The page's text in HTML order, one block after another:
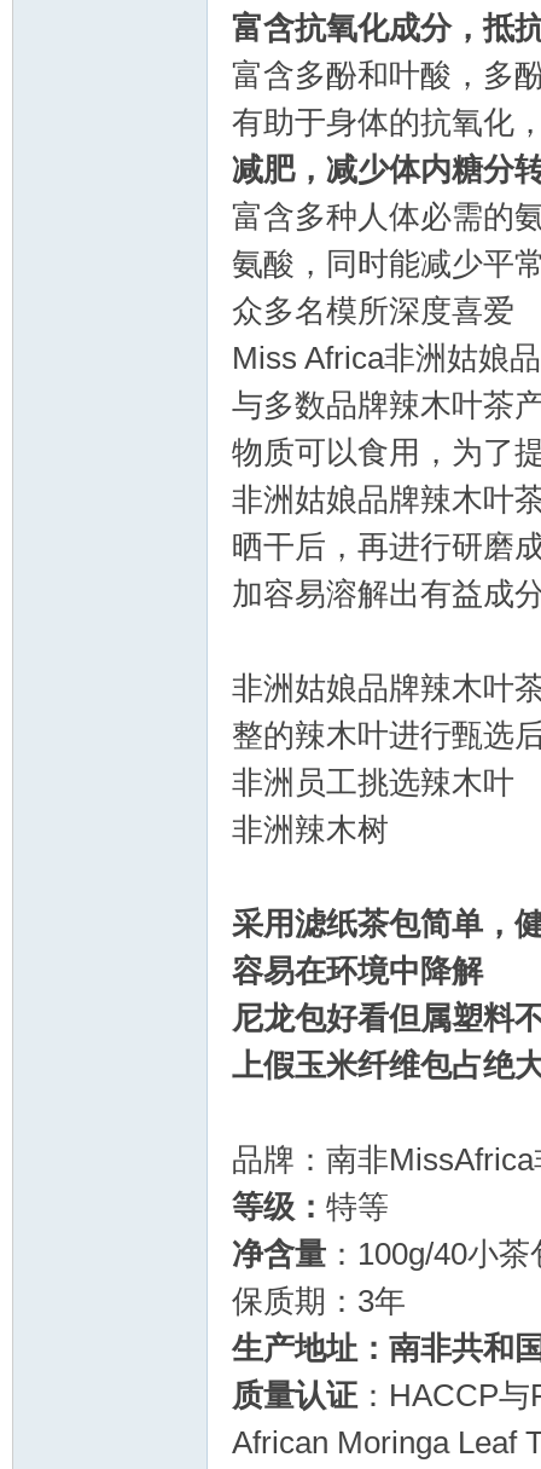
富含抗氧化成分，抵
富含多酚和叶酸，多
有助于身体的抗氧化
减肥，减少体内糖分
富含多种人体必需的
氨酸，同时能减少平
众多名模所深度喜爱
Miss Africa非洲姑娘
与多数品牌辣木叶茶
物质可以食用，为了
非洲姑娘品牌辣木叶
晒干后，再进行研磨
加容易溶解出有益成
非洲姑娘品牌辣木叶
整的辣木叶进行甄选
非洲员工挑选辣木叶
非洲辣木树
采用滤纸茶包简单，
容易在环境中降解
尼龙包好看但属塑料
上假玉米纤维包占绝
品牌：南非
等级： 特等
净含量：100g/40小茶
保质期：3年
生产地址：南非共和
质量认证：HACCP与
African Moringa Leaf